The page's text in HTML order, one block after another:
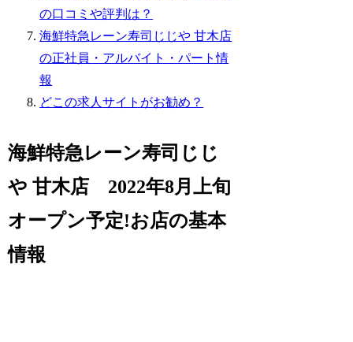
の口コミや評判は？
海鮮特急レーン寿司じじや 甘木店
の正社員・アルバイト・パート情
報
どこの求人サイトがお勧め？
海鮮特急レーン寿司じじ
や 甘木店 2022年8月上旬
オープン予定!お店の基本
情報